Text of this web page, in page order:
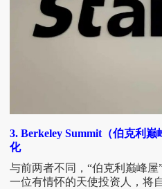
3. Berkeley Summit（伯克利
化
与前两者不同， “伯克利巅峰
一位有情怀的天使投资人，将